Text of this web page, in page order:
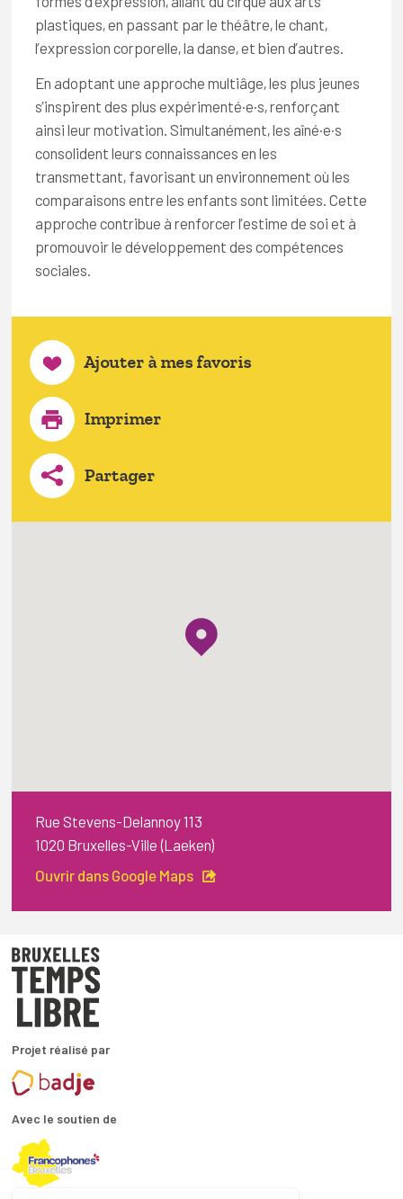
plastiques, en passant par le théâtre, le chant,
l’expression corporelle, la danse, et bien d’autres.
En adoptant une approche multiâge, les plus jeunes
s’inspirent des plus expérimenté·e·s, renforçant
ainsi leur motivation. Simultanément, les aîné·e·s
consolident leurs connaissances en les
transmettant, favorisant un environnement où les
comparaisons entre les enfants sont limitées. Cette
approche contribue à renforcer l’estime de soi et à
promouvoir le développement des compétences
sociales.
Ajouter à mes favoris
Imprimer
Partager
Rue Stevens-Delannoy 113
1020 Bruxelles-Ville (Laeken)
Ouvrir dans Google Maps
Projet réalisé par
Avec le soutien de